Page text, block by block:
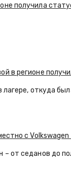
получила
в регионе
лагере, откуда
с
от седанов до